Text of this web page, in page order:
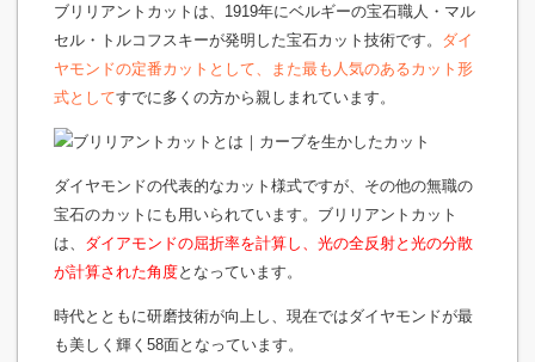
ブリリアントカットは、1919年にベルギーの宝石職人・マル
セル・トルコフスキーが発明した宝石カット技術です。 ダイ
ヤモンドの定番カットとして、また最も人気のあるカット形
式としてすでに多くの方から親しまれています。
ダイヤモンドの代表的なカット様式ですが、その他の無職の
宝石のカットにも用いられています。ブリリアントカット
は、 ダイアモンドの屈折率を計算し、光の全反射と光の分散
が計算された角度となっています。
時代とともに研磨技術が向上し、現在ではダイヤモンドが最
も美しく輝く58面となっています。